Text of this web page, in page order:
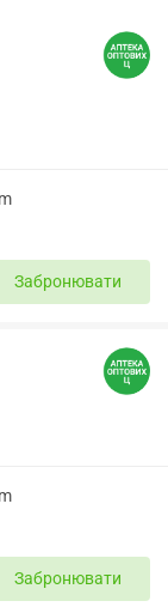
Забронювати
Забронювати